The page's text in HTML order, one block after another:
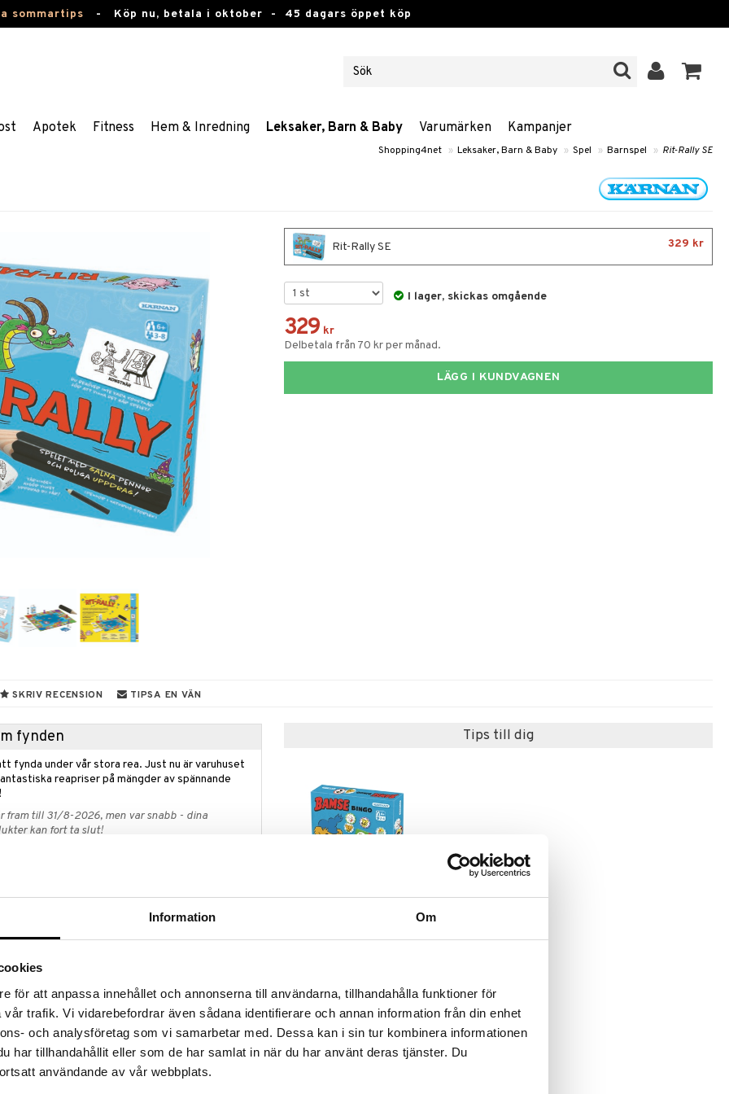
Information Om
för att anpassa innehållet och annonserna till användarna, tillhandahålla funktioner för
trafik. Vi vidarebefordrar även sådana identifierare och annan information från din enhet
och analysföretag som vi samarbetar med. Dessa kan i sin tur kombinera informationen
har tillhandahållit eller som de har samlat in när du har använt deras tjänster. Du
användande av vår webbplats.
sommartips - Köp nu, betala i oktober - 45 dagars öppet köp
Apotek Fitness Hem & Inredning Leksaker, Barn & Baby Varumärken Kampanjer
Shopping4net » Leksaker, Barn & Baby » Spel » Barnspel » Rit-Rally SE
Rit-Rally SE 329 kr
I lager, skickas omgående
329 kr
Delbetala från 70 kr per månad.
LÄGG I KUNDVAGNEN
SKRIV RECENSION TIPSA EN VÄN
fynden
fynda under vår stora rea. Just nu är varuhuset
reapriser på mängder av spännande
fram till 31/8-2026, men var snabb - dina
kan fort ta slut!
med alla möjliga galna och roliga kort, som ska
en massa utmaningar som gör det extra kul!
och gester i stället för att rita.
här så tappar du fisken och får lägga tillbaka
upp ur sjön, har den med flest poäng- och
Tips till dig
EGMONT KÄRNAN